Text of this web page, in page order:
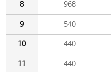
8 968
9 540
10 440
11 440